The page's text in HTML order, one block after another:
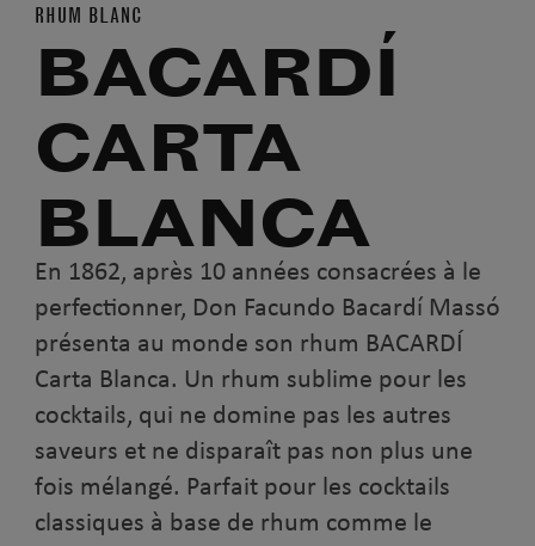
RHUM BLANC
BACARDÍ
CARTA
BLANCA
En 1862, après 10 années consacrées à le
perfectionner, Don Facundo Bacardí Massó
présenta au monde son rhum BACARDÍ
Carta Blanca. Un rhum sublime pour les
cocktails, qui ne domine pas les autres
saveurs et ne disparaît pas non plus une
fois mélangé. Parfait pour les cocktails
classiques à base de rhum comme le